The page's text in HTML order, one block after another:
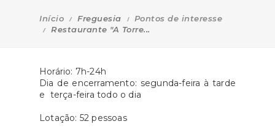
Início Freguesia
Pontos de interesse
Restaurante "A Torre...
Horário: 7h-24h
Dia de encerramento: segunda-feira à tarde
e terça-feira todo o dia
Lotação: 52 pessoas